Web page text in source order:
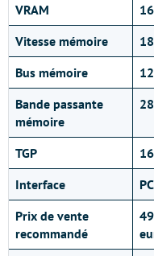
VRAM
Vitesse mémoire
Bus mémoire
Bande passante
mémoire
TGP
Interface
Prix de vente
recommandé